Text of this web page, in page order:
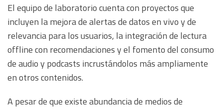
El equipo de laboratorio cuenta con proyectos que
incluyen la mejora de alertas de datos en vivo y de
relevancia para los usuarios, la integración de lectura
offline con recomendaciones y el fomento del consumo
de audio y podcasts incrustándolos más ampliamente
en otros contenidos.
A pesar de que existe abundancia de medios de